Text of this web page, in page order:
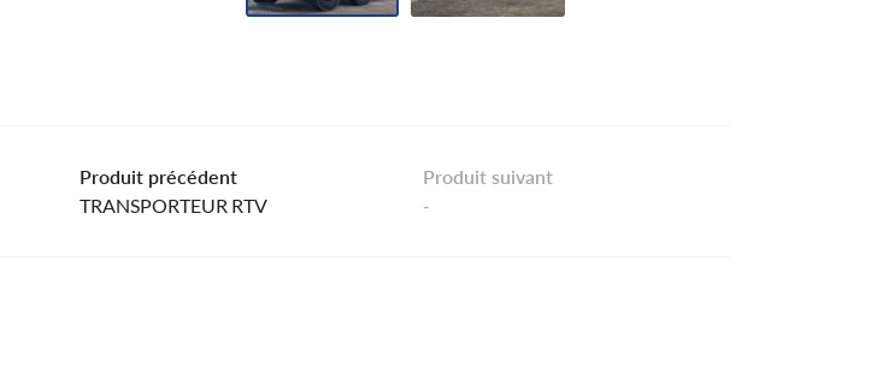
Produit précédent
TRANSPORTEUR RTV
Produit suivant
-